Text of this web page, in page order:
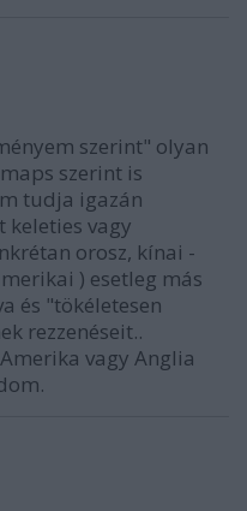
szerint" olyan
szerint is
tudja igazán
keleties vagy
orosz, kínai -
) esetleg más
és "tökéletesen
rezzenéseit..
vagy Anglia